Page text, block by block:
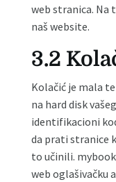
web stranica. Na
naš website.
3.2
Kolačić je mala
na hard disk
identifikacioni
da prati stranice
to učinili.
web oglašivačku